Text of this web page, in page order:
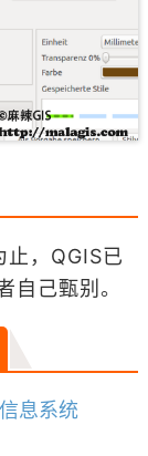
，QGIS已
自己甄别。
息系统